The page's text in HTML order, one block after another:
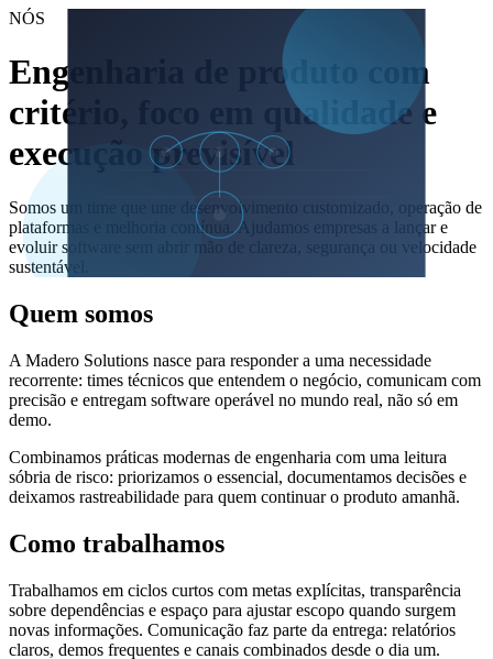
NÓS
Engenharia de produto com
critério, foco em qualidade e
execução previsível
Somos um time que une desenvolvimento customizado, operação de
plataformas e melhoria contínua. Ajudamos empresas a lançar e
evoluir software sem abrir mão de clareza, segurança ou velocidade
sustentável.
Quem somos
A Madero Solutions nasce para responder a uma necessidade
recorrente: times técnicos que entendem o negócio, comunicam com
precisão e entregam software operável no mundo real, não só em
demo.
Combinamos práticas modernas de engenharia com uma leitura
sóbria de risco: priorizamos o essencial, documentamos decisões e
deixamos rastreabilidade para quem continuar o produto amanhã.
Como trabalhamos
Trabalhamos em ciclos curtos com metas explícitas, transparência
sobre dependências e espaço para ajustar escopo quando surgem
novas informações. Comunicação faz parte da entrega: relatórios
claros, demos frequentes e canais combinados desde o dia um.